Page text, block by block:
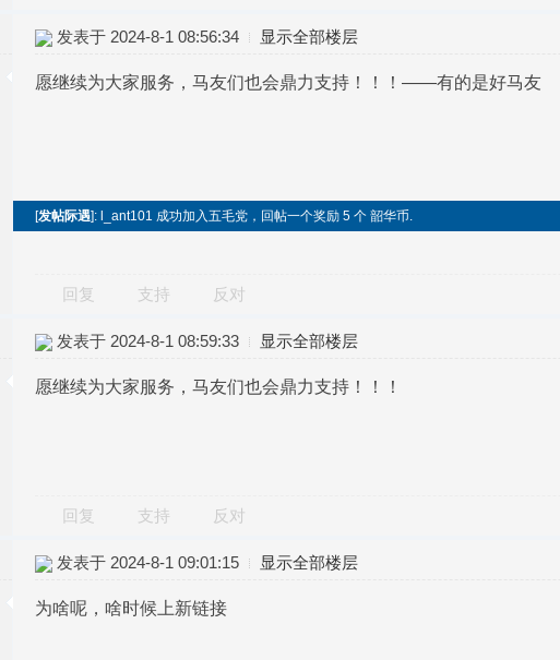
发表于 2024-8-1 08:56:34 显示全部楼层
愿继续为大家服务，马友们也会鼎力支持！！！——有的是好马友
[发帖际遇]: l_ant101 成功加入五毛党，回帖一个奖励 5 个 韶华币.
回复 支持 反对
发表于 2024-8-1 08:59:33 显示全部楼层
愿继续为大家服务，马友们也会鼎力支持！！！
回复 支持 反对
发表于 2024-8-1 09:01:15 显示全部楼层
为啥呢，啥时候上新链接